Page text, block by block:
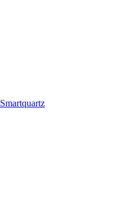
Smartquartz